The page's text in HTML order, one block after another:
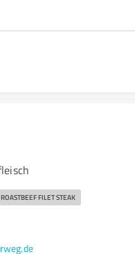
FILET STEAK